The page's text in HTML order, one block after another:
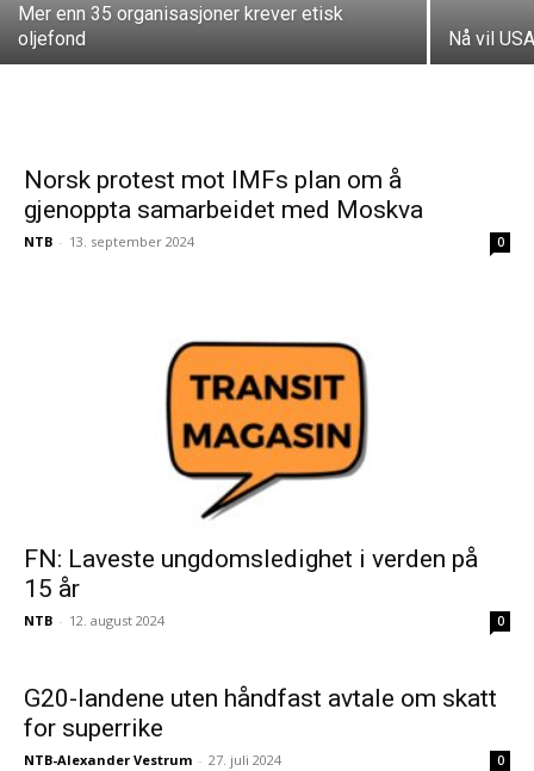
Mer enn 35 organisasjoner krever etisk
oljefond
Nå vil
Norsk protest mot IMFs plan om å
gjenoppta samarbeidet med Moskva
NTB - 13. september 2024 0
FN: Laveste ungdomsledighet i verden på
15 år
NTB - 12. august 2024 0
G20-landene uten håndfast avtale om skatt
for superrike
NTB-Alexander Vestrum - 27. juli 2024 0